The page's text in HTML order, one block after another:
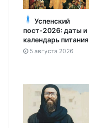
Успенский
пост-2026: даты и
календарь питания
5 августа 2026